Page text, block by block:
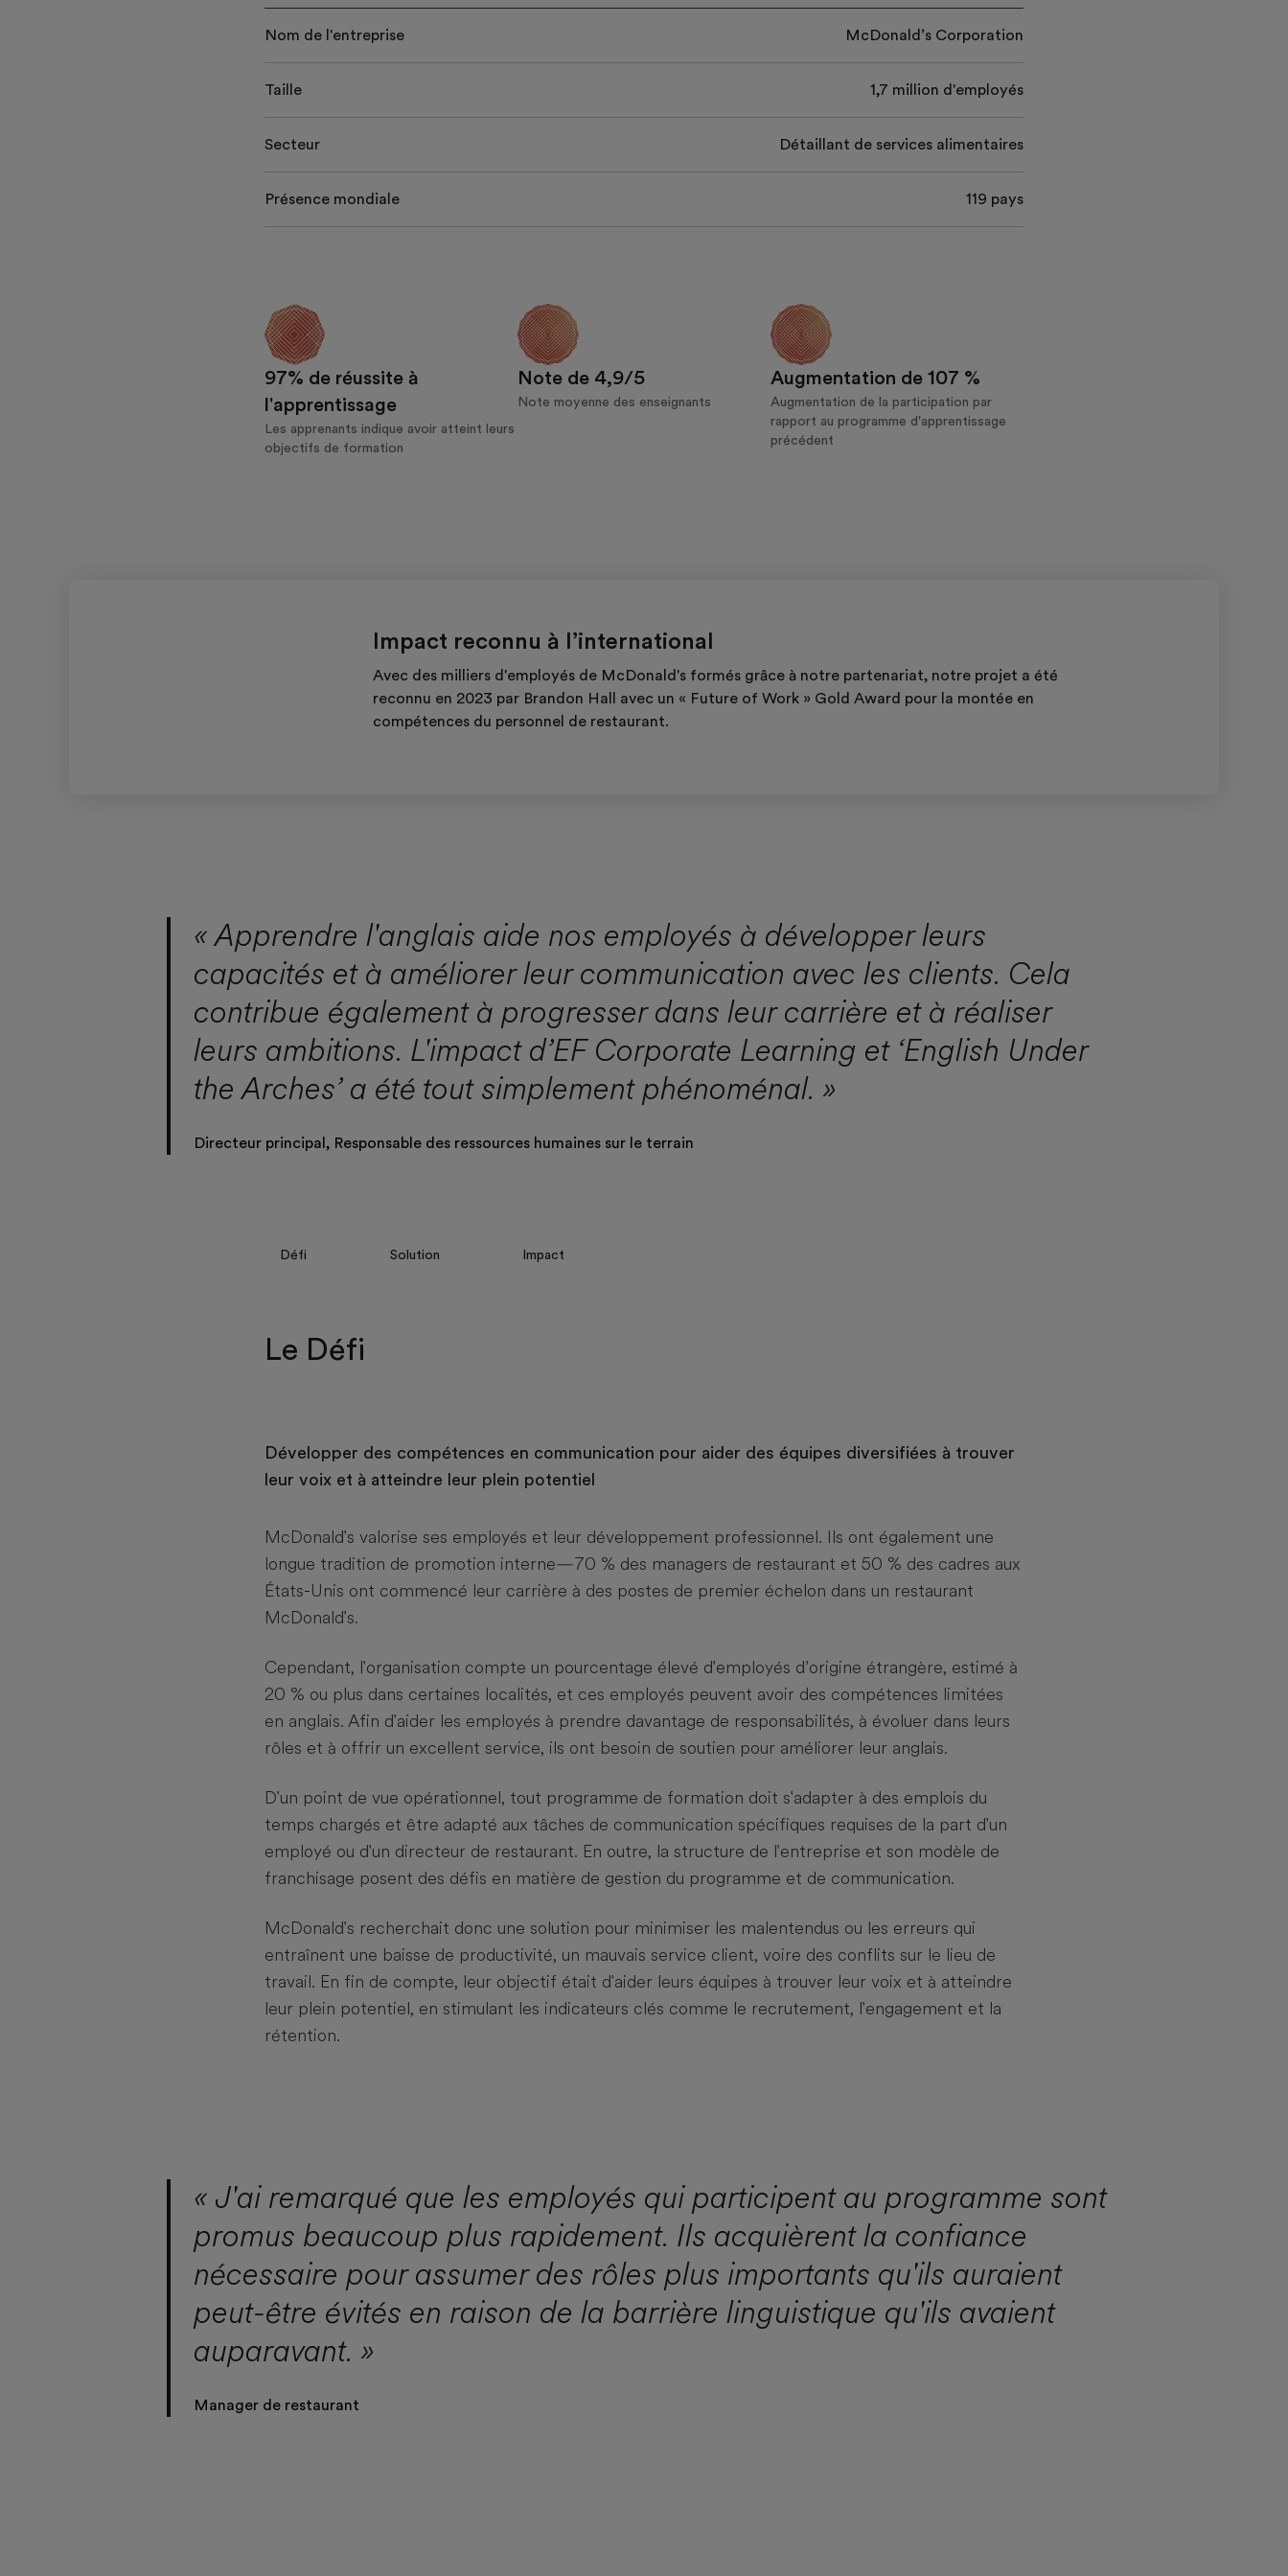
Nom de l'entreprise McDonald’s Corporation
Taille 1,7 million d'employés
Secteur Détaillant de services alimentaires
Présence mondiale 119 pays
97% de réussite à
l'apprentissage
Les apprenants indique avoir atteint leurs
objectifs de formation
Note de 4,9/5
Note moyenne des enseignants
Augmentation de 107 %
Augmentation de la participation par
rapport au programme d'apprentissage
précédent
Impact reconnu à l’international
Avec des milliers d'employés de McDonald's formés grâce à notre partenariat, notre projet a été
reconnu en 2023 par Brandon Hall avec un « Future of Work » Gold Award pour la montée en
compétences du personnel de restaurant.
« Apprendre l'anglais aide nos employés à développer leurs
capacités et à améliorer leur communication avec les clients. Cela
contribue également à progresser dans leur carrière et à réaliser
leurs ambitions. L'impact d’EF Corporate Learning et ‘English Under
the Arches’ a été tout simplement phénoménal. »
Directeur principal, Responsable des ressources humaines sur le terrain
Défi Solution Impact
Le Défi
Développer des compétences en communication pour aider des équipes diversifiées à trouver
leur voix et à atteindre leur plein potentiel
McDonald's valorise ses employés et leur développement professionnel. Ils ont également une
longue tradition de promotion interne—70 % des managers de restaurant et 50 % des cadres aux
États-Unis ont commencé leur carrière à des postes de premier échelon dans un restaurant
McDonald's.
Cependant, l'organisation compte un pourcentage élevé d'employés d’origine étrangère, estimé à
20 % ou plus dans certaines localités, et ces employés peuvent avoir des compétences limitées
en anglais. Afin d'aider les employés à prendre davantage de responsabilités, à évoluer dans leurs
rôles et à offrir un excellent service, ils ont besoin de soutien pour améliorer leur anglais.
D'un point de vue opérationnel, tout programme de formation doit s'adapter à des emplois du
temps chargés et être adapté aux tâches de communication spécifiques requises de la part d'un
employé ou d'un directeur de restaurant. En outre, la structure de l'entreprise et son modèle de
franchisage posent des défis en matière de gestion du programme et de communication.
McDonald's recherchait donc une solution pour minimiser les malentendus ou les erreurs qui
entraînent une baisse de productivité, un mauvais service client, voire des conflits sur le lieu de
travail. En fin de compte, leur objectif était d'aider leurs équipes à trouver leur voix et à atteindre
leur plein potentiel, en stimulant les indicateurs clés comme le recrutement, l'engagement et la
rétention.
« J'ai remarqué que les employés qui participent au programme sont
promus beaucoup plus rapidement. Ils acquièrent la confiance
nécessaire pour assumer des rôles plus importants qu'ils auraient
peut-être évités en raison de la barrière linguistique qu'ils avaient
auparavant. »
Manager de restaurant